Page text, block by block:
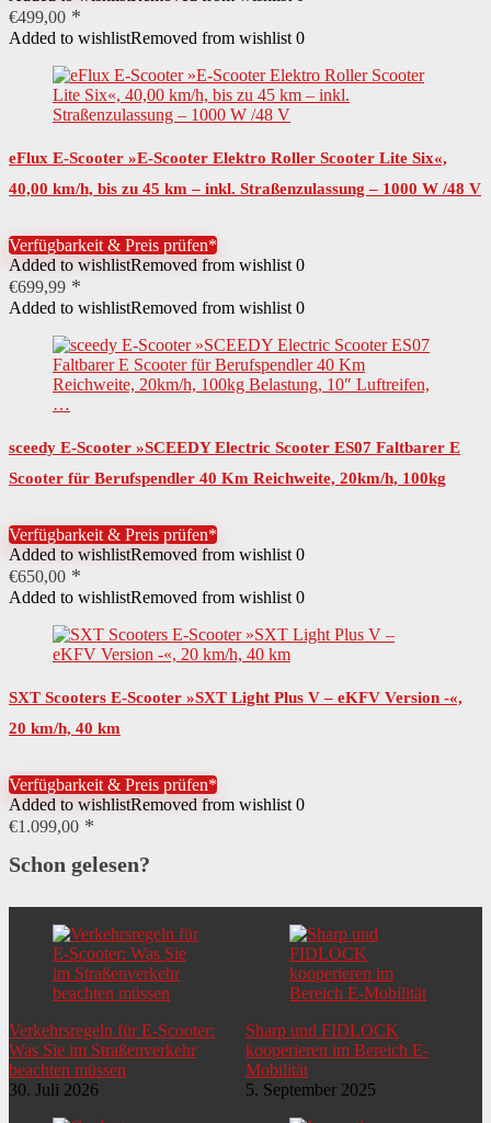
€499,00
Added to wishlistRemoved from wishlist 0
eFlux E-Scooter »E-Scooter Elektro Roller Scooter Lite Six«,
40,00 km/h, bis zu 45 km – inkl. Straßenzulassung – 1000 W /48 V
Verfügbarkeit & Preis prüfen*
Added to wishlistRemoved from wishlist 0
€699,99
Added to wishlistRemoved from wishlist 0
sceedy E-Scooter »SCEEDY Electric Scooter ES07 Faltbarer E
Scooter für Berufspendler 40 Km Reichweite, 20km/h, 100kg
Verfügbarkeit & Preis prüfen*
Added to wishlistRemoved from wishlist 0
€650,00
Added to wishlistRemoved from wishlist 0
SXT Scooters E-Scooter »SXT Light Plus V – eKFV Version -«,
20 km/h, 40 km
Verfügbarkeit & Preis prüfen*
Added to wishlistRemoved from wishlist 0
€1.099,00
Schon gelesen?
Verkehrsregeln für E-Scooter:
Was Sie im Straßenverkehr
beachten müssen
30. Juli 2026
Sharp und FIDLOCK
kooperieren im Bereich E-
Mobilität
5. September 2025